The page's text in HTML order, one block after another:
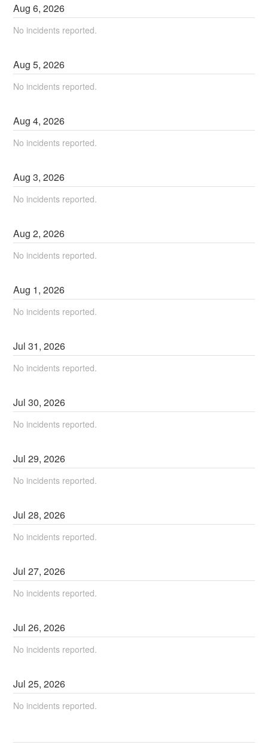
Aug6,2026
No incidents reported.
Aug5,2026
No incidents reported.
Aug4,2026
No incidents reported.
Aug3,2026
No incidents reported.
Aug2,2026
No incidents reported.
Aug 1,2026
No incidents reported.
Jul31,2026
No incidents reported.
Jul30,2026
No incidents reported.
Jul29,2026
No incidents reported.
Jul28,2026
No incidents reported.
Jul27,2026
No incidents reported.
Jul26,2026
No incidents reported.
Jul25,2026
No incidents reported.